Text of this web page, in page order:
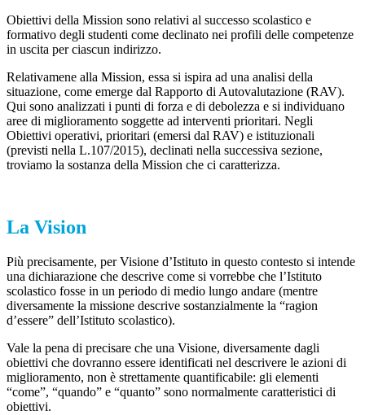
Obiettivi della Mission sono relativi al successo scolastico e
formativo degli studenti come declinato nei profili delle competenze
in uscita per ciascun indirizzo.
Relativamene alla Mission, essa si ispira ad una analisi della
situazione, come emerge dal Rapporto di Autovalutazione (RAV).
Qui sono analizzati i punti di forza e di debolezza e si individuano
aree di miglioramento soggette ad interventi prioritari. Negli
Obiettivi operativi, prioritari (emersi dal RAV) e istituzionali
(previsti nella L.107/2015), declinati nella successiva sezione,
troviamo la sostanza della Mission che ci caratterizza.
La Vision
Più precisamente, per Visione d’Istituto in questo contesto si intende
una dichiarazione che descrive come si vorrebbe che l’Istituto
scolastico fosse in un periodo di medio lungo andare (mentre
diversamente la missione descrive sostanzialmente la “ragion
d’essere” dell’Istituto scolastico).
Vale la pena di precisare che una Visione, diversamente dagli
obiettivi che dovranno essere identificati nel descrivere le azioni di
miglioramento, non è strettamente quantificabile: gli elementi
“come”, “quando” e “quanto” sono normalmente caratteristici di
obiettivi.